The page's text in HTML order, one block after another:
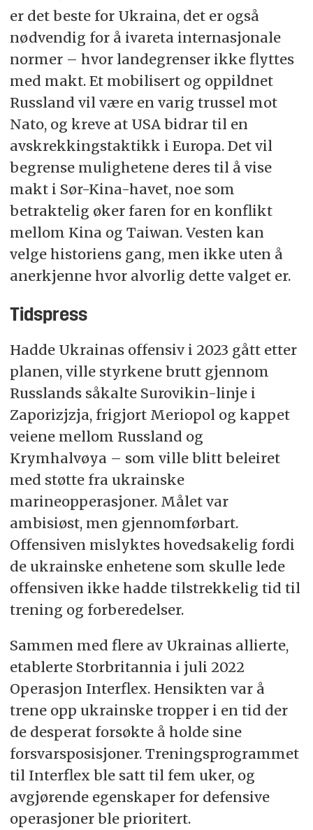
er det beste for Ukraina, det er også
nødvendig for å ivareta internasjonale
normer – hvor landegrenser ikke flyttes
med makt. Et mobilisert og oppildnet
Russland vil være en varig trussel mot
Nato, og kreve at USA bidrar til en
avskrekkingstaktikk i Europa. Det vil
begrense mulighetene deres til å vise
makt i Sør-Kina-havet, noe som
betraktelig øker faren for en konflikt
mellom Kina og Taiwan. Vesten kan
velge historiens gang, men ikke uten å
anerkjenne hvor alvorlig dette valget er.
Tidspress
Hadde Ukrainas offensiv i 2023 gått etter
planen, ville styrkene brutt gjennom
Russlands såkalte Surovikin-linje i
Zaporizjzja, frigjort Meriopol og kappet
veiene mellom Russland og
Krymhalvøya – som ville blitt beleiret
med støtte fra ukrainske
marineopperasjoner. Målet var
ambisiøst, men gjennomførbart.
Offensiven mislyktes hovedsakelig fordi
de ukrainske enhetene som skulle lede
offensiven ikke hadde tilstrekkelig tid til
trening og forberedelser.
Sammen med flere av Ukrainas allierte,
etablerte Storbritannia i juli 2022
Operasjon Interflex. Hensikten var å
trene opp ukrainske tropper i en tid der
de desperat forsøkte å holde sine
forsvarsposisjoner. Treningsprogrammet
til Interflex ble satt til fem uker, og
avgjørende egenskaper for defensive
operasjoner ble prioritert.